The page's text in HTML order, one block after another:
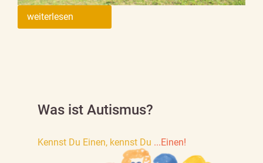
weiterlesen
Was ist Autismus?
Kennst Du Einen, kennst Du ...Einen!